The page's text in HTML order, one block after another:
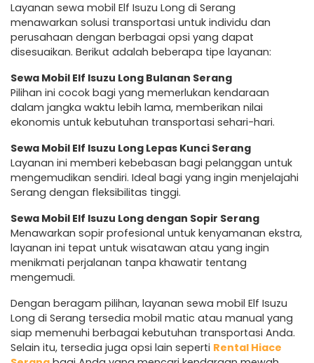
Layanan sewa mobil Elf Isuzu Long di Serang
menawarkan solusi transportasi untuk individu dan
perusahaan dengan berbagai opsi yang dapat
disesuaikan. Berikut adalah beberapa tipe layanan:
Sewa Mobil Elf Isuzu Long Bulanan Serang
Pilihan ini cocok bagi yang memerlukan kendaraan
dalam jangka waktu lebih lama, memberikan nilai
ekonomis untuk kebutuhan transportasi sehari-hari.
Sewa Mobil Elf Isuzu Long Lepas Kunci Serang
Layanan ini memberi kebebasan bagi pelanggan untuk
mengemudikan sendiri. Ideal bagi yang ingin menjelajahi
Serang dengan fleksibilitas tinggi.
Sewa Mobil Elf Isuzu Long dengan Sopir Serang
Menawarkan sopir profesional untuk kenyamanan ekstra,
layanan ini tepat untuk wisatawan atau yang ingin
menikmati perjalanan tanpa khawatir tentang
mengemudi.
Dengan beragam pilihan, layanan sewa mobil Elf Isuzu
Long di Serang tersedia mobil matic atau manual yang
siap memenuhi berbagai kebutuhan transportasi Anda.
Selain itu, tersedia juga opsi lain seperti Rental Hiace